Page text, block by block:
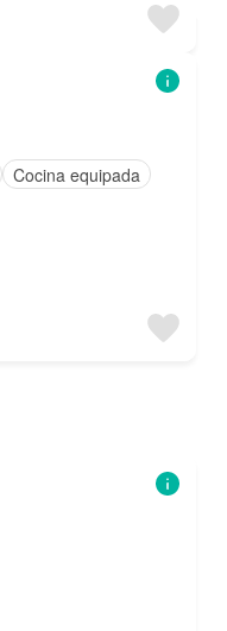
Cocina equipada